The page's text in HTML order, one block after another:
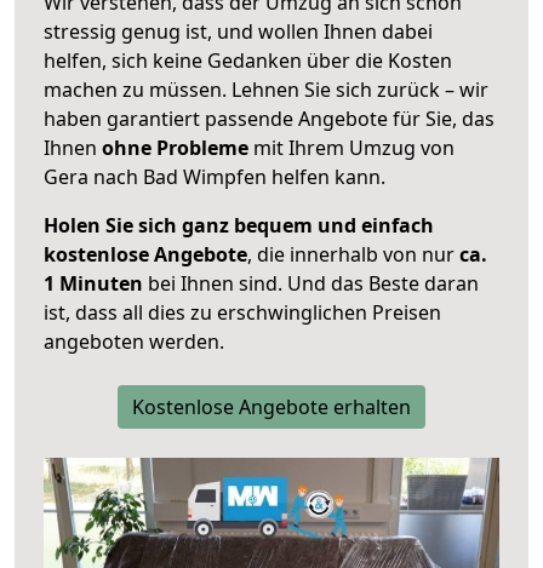
stressig genug ist, und wollen Ihnen dabei
helfen, sich keine Gedanken über die Kosten
machen zu müssen. Lehnen Sie sich zurück – wir
haben garantiert passende Angebote für Sie, das
Ihnen ohne Probleme mit Ihrem Umzug von
Gera nach Bad Wimpfen helfen kann.
Holen Sie sich ganz bequem und einfach
kostenlose Angebote, die innerhalb von nurca.
1 Minuten bei Ihnen sind. Und das Beste daran
ist, dass all dies zu erschwinglichen Preisen
angeboten werden.
Kostenlose Angebote erhalten